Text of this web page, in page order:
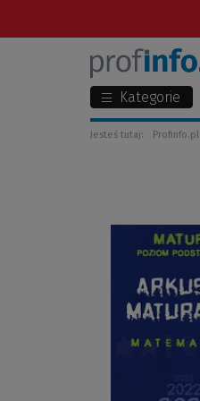
Kategorie
Jesteś tutaj: Profinfo.pl